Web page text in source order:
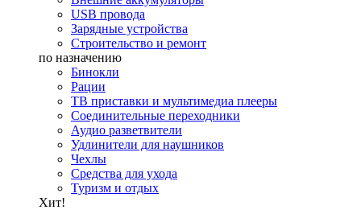
USB провода
Зарядные устройства
Строительство и ремонт
по назначению
Бинокли
Рации
ТВ приставки и мультимедиа плееры
Соединительные переходники
Аудио разветвители
Удлинители для наушников
Чехлы
Средства для ухода
Туризм и отдых
Хит!